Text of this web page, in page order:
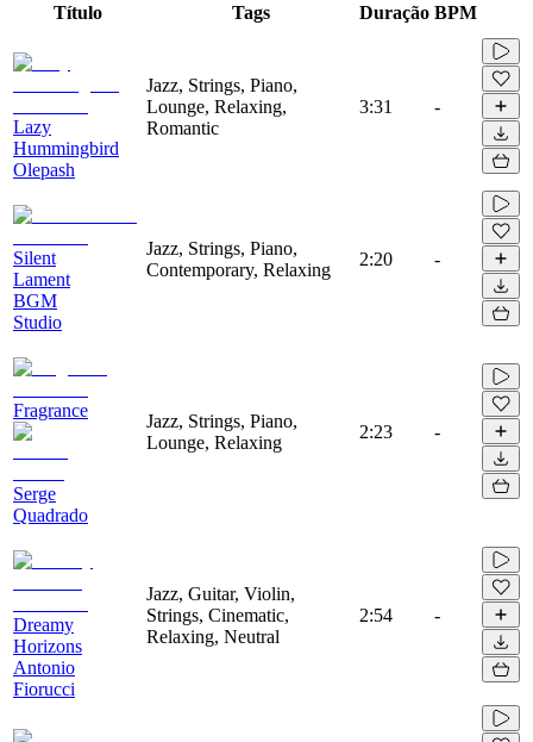
Título Tags Duração BPM
Lazy
Hummingbird
Olepash
Jazz, Strings, Piano,
Lounge, Relaxing,
Romantic
3:31 -
Silent
Lament
BGM
Studio
Jazz, Strings, Piano,
Contemporary, Relaxing
2:20 -
Fragrance
Serge
Quadrado
Jazz, Strings, Piano,
Lounge, Relaxing
2:23 -
Dreamy
Horizons
Antonio
Fiorucci
Jazz, Guitar, Violin,
Strings, Cinematic,
Relaxing, Neutral
2:54 -